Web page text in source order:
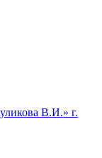
В.И.» г.